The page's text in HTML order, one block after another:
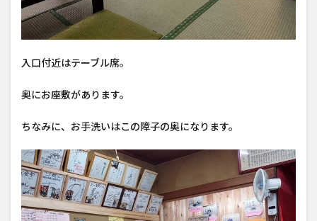
入口付近はテーブル席。
奥にお座敷があります。
ちなみに、お手洗いはこの障子の奥になります。